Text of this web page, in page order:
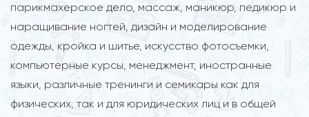
парикмахерское дело, массаж, маникюр, педикюр и
наращивание ногтей, дизайн и моделирование
одежды, кройка и шитье, искусство фотосъемки,
компьютерные курсы, менеджмент, иностранные
языки, различные тренинги и семикары как для
физических, так и для юридических лиц и в общей